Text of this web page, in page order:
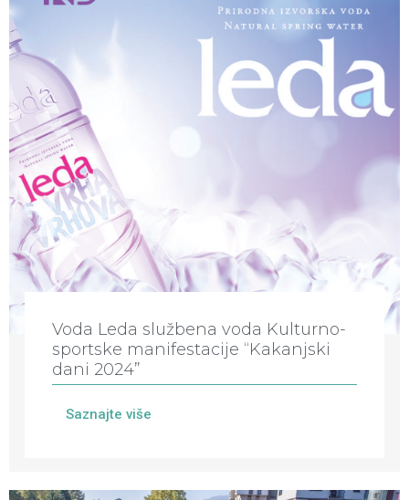
Voda Leda službena voda Kulturno-
sportske manifestacije “Kakanjski
dani 2024”
Saznajte više